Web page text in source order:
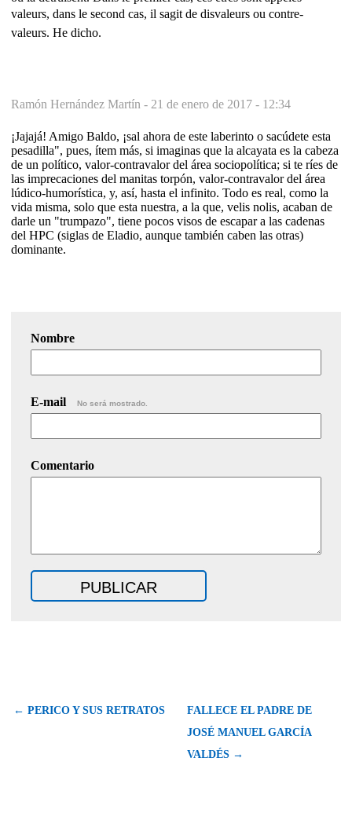
valeurs, dans le second cas, il sagit de disvaleurs ou contre-
valeurs. He dicho.
Ramón Hernández Martín - 21 de enero de 2017 - 12:34
¡Jajajá! Amigo Baldo, ¡sal ahora de este laberinto o sacúdete esta
pesadilla", pues, ítem más, si imaginas que la alcayata es la cabeza
de un político, valor-contravalor del área sociopolítica; si te ríes de
las imprecaciones del manitas torpón, valor-contravalor del área
lúdico-humorística, y, así, hasta el infinito. Todo es real, como la
vida misma, solo que esta nuestra, a la que, velis nolis, acaban de
darle un "trumpazo", tiene pocos visos de escapar a las cadenas
del HPC (siglas de Eladio, aunque también caben las otras)
dominante.
Nombre
E-mail No será mostrado.
Comentario
← PERICO Y SUS RETRATOS
FALLECE EL PADRE DE
JOSÉ MANUEL GARCÍA
VALDÉS →